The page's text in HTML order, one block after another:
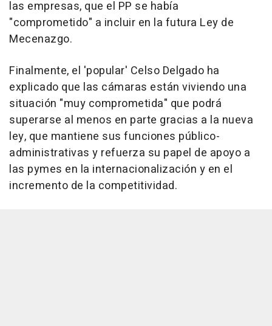
las empresas, que el PP se había
"comprometido" a incluir en la futura Ley de
Mecenazgo.
Finalmente, el 'popular' Celso Delgado ha
explicado que las cámaras están viviendo una
situación "muy comprometida" que podrá
superarse al menos en parte gracias a la nueva
ley, que mantiene sus funciones público-
administrativas y refuerza su papel de apoyo a
las pymes en la internacionalización y en el
incremento de la competitividad.